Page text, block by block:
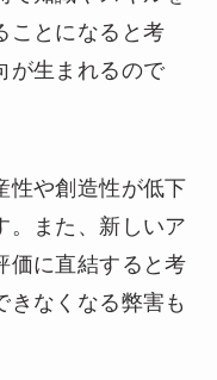
ことになると考
が生まれるので
性や創造性が低下
。また、新しいア
価に直結すると考
きなくなる弊害も